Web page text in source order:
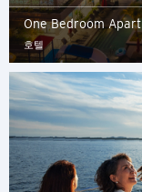
One Bedroom
호텔
선호 언어
인기지역
인기지역
도쿄, 일본